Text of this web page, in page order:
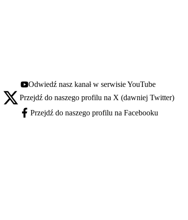
Youtube - otwiera się w nowej karcie
Odwiedź nasz kanał w serwisie YouTube
X - otwiera się w nowej karcie
Przejdź do naszego profilu na X (dawniej Twitter)
Facebook - otwiera się w nowej karcie
Przejdź do naszego profilu na Facebooku